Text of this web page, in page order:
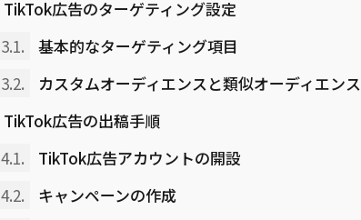
TikTok広告のターゲティング設定
3.1.
基本的なターゲティング項目
3.2.
カスタムオーディエンスと類似オーディエンス
TikTok広告の出稿手順
4.1.
TikTok広告アカウントの開設
4.2.
キャンペーンの作成